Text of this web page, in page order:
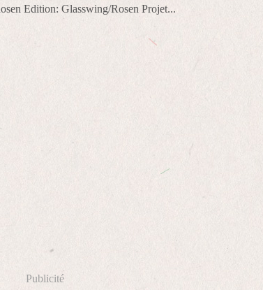
Edition: Glasswing/Rosen Projet...
Publicité